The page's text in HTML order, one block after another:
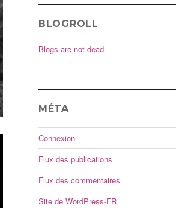
BLOGROLL
Blogs are not dead
MÉTA
Connexion
Flux des publications
Flux des commentaires
Site de WordPress-FR